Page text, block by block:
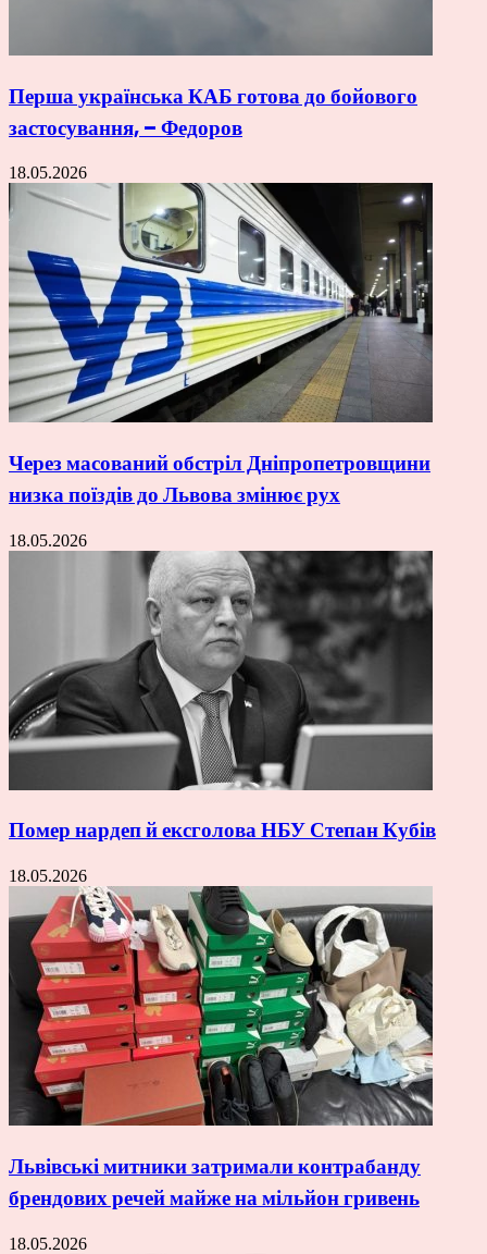
Перша українська КАБ готова до бойового
застосування, – Федоров
18.05.2026
Через масований обстріл Дніпропетровщини
низка поїздів до Львова змінює рух
18.05.2026
Помер нардеп й ексголова НБУ Степан Кубів
18.05.2026
Львівські митники затримали контрабанду
брендових речей майже на мільйон гривень
18.05.2026